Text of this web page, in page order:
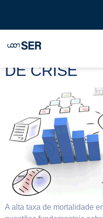
NEM TUDO
É POSSÍVEL
CRESCER
DE CRISE
A alta taxa de mortalidade